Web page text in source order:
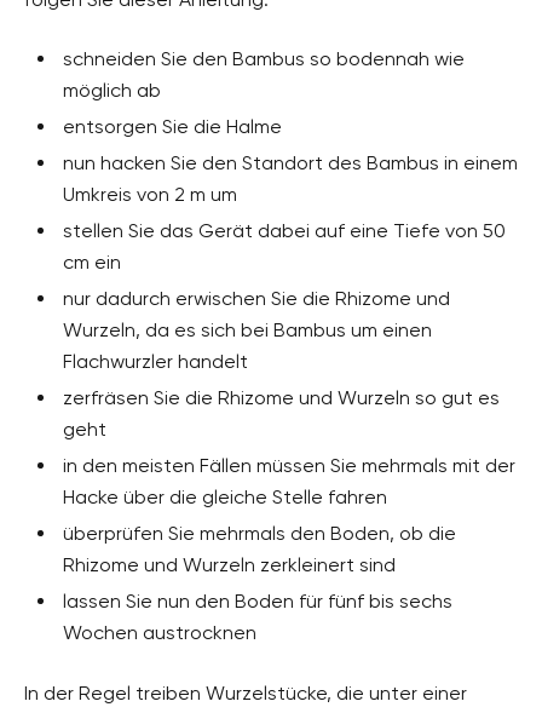
schneiden Sie den Bambus so bodennah wie
möglich ab
entsorgen Sie die Halme
nun hacken Sie den Standort des Bambus in einem
Umkreis von 2 m um
stellen Sie das Gerät dabei auf eine Tiefe von 50
cm ein
nur dadurch erwischen Sie die Rhizome und
Wurzeln, da es sich bei Bambus um einen
Flachwurzler handelt
zerfräsen Sie die Rhizome und Wurzeln so gut es
geht
in den meisten Fällen müssen Sie mehrmals mit der
Hacke über die gleiche Stelle fahren
überprüfen Sie mehrmals den Boden, ob die
Rhizome und Wurzeln zerkleinert sind
lassen Sie nun den Boden für fünf bis sechs
Wochen austrocknen
In der Regel treiben Wurzelstücke, die unter einer